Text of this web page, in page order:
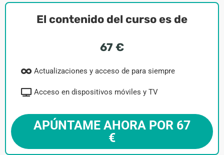
El contenido del curso es de
67 €
Actualizaciones y acceso de para siempre
Acceso en dispositivos móviles y TV
APÚNTAME AHORA POR 67
€